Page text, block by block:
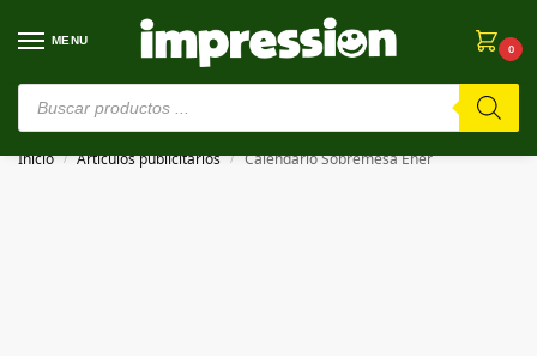
MENU
0
⚠️ Estamos en pruebas. Si algo falla, ¡Perdón!⚠️
Inicio / Artículos publicitarios / Calendario Sobremesa Ener